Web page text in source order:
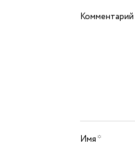
Комментарий
Имя *